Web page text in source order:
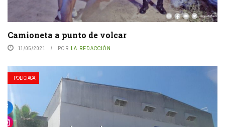
Camioneta a punto de volcar
11/05/2021 POR LA REDACCIÓN
POLICIACA